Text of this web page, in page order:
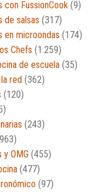
con FussionCook (9)
de salsas (317)
en microondas (174)
Chefs (1.259)
de escuela (35)
red (362)
(120)
(243)
y OMG (455)
(477)
(97)